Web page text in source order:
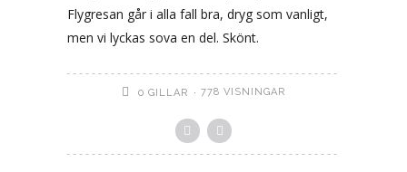
Flygresan går i alla fall bra, dryg som vanligt,
men vi lyckas sova en del. Skönt.
0 GILLAR 778 VISNINGAR